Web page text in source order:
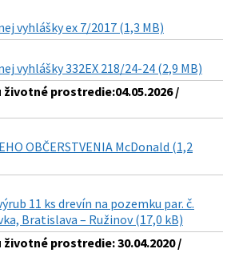
vyhlášky ex 7/2017 (1,3 MB)
vyhlášky 332EX 218/24-24 (2,9 MB)
prostredie:04.05.2026 /
OBČERSTVENIA McDonald (1,2
11 ks drevín na pozemku par. č.
Bratislava – Ružinov (17,0 kB)
prostredie: 30.04.2020 /